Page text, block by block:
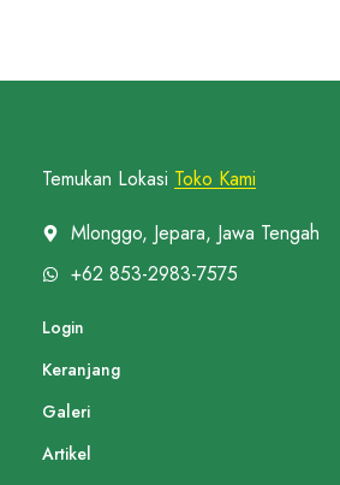
Temukan Lokasi Toko Kami
Mlonggo, Jepara, Jawa Tengah
+62 853-2983-7575
Login
Keranjang
Galeri
Artikel